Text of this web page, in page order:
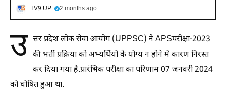
TV9 UP 2 months ago
उ त्तर प्रदेश लोक सेवा आयोग (UPPSC) ने APSपरीक्षा-2023
की भर्ती प्रक्रिया को अभ्यर्थियों के योग्य न होने में कारण निरस्त
कर दिया गया है.प्रारंभिक परीक्षा का परिणाम 07 जनवरी 2024
को घोषित हुआ था.